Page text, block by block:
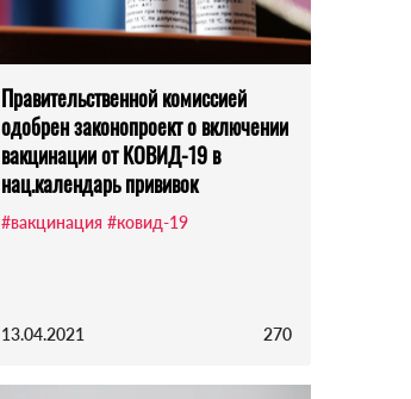
Правительственной комиссией
одобрен законопроект о включении
вакцинации от КОВИД-19 в
нац.календарь прививок
#вакцинация #ковид-19
13.04.2021 270